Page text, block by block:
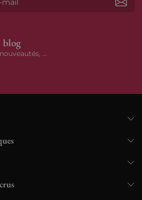
blog
...